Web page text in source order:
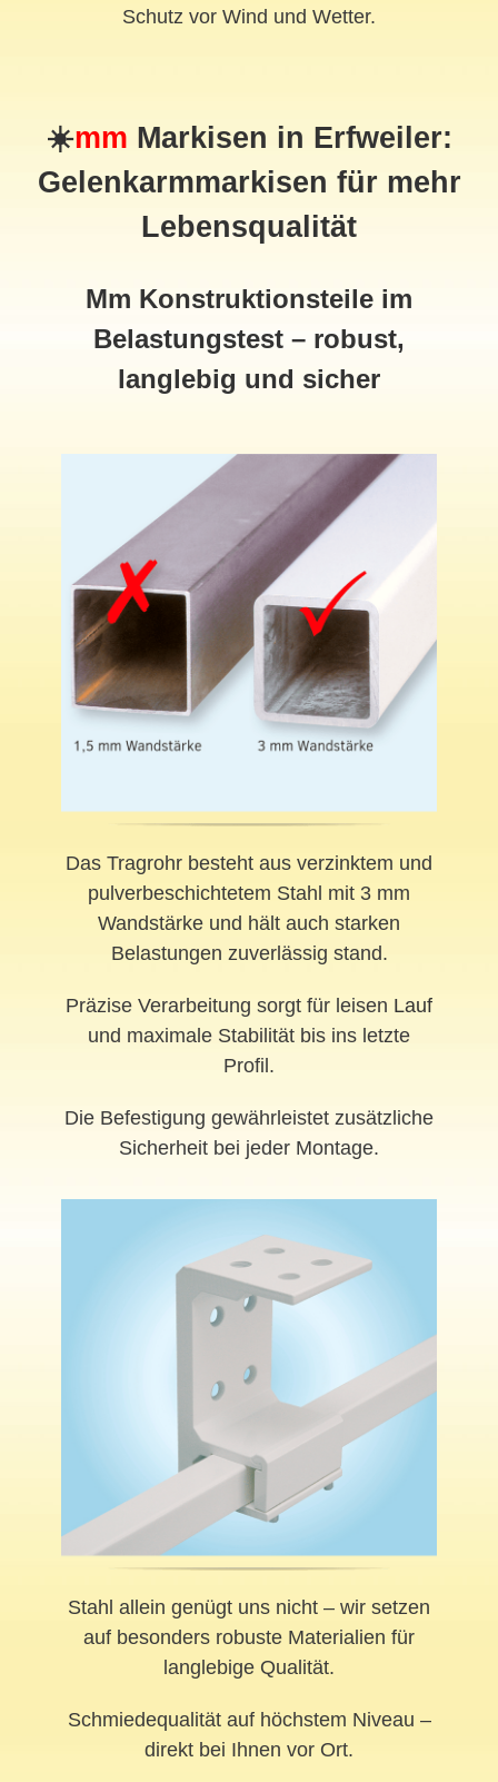
Schutz vor Wind und Wetter.
☀️mm Markisen in Erfweiler:
Gelenkarmmarkisen für mehr
Lebensqualität
Mm Konstruktionsteile im
Belastungstest – robust,
langlebig und sicher
Das Tragrohr besteht aus verzinktem und
pulverbeschichtetem Stahl mit 3 mm
Wandstärke und hält auch starken
Belastungen zuverlässig stand.
Präzise Verarbeitung sorgt für leisen Lauf
und maximale Stabilität bis ins letzte
Profil.
Die Befestigung gewährleistet zusätzliche
Sicherheit bei jeder Montage.
Stahl allein genügt uns nicht – wir setzen
auf besonders robuste Materialien für
langlebige Qualität.
Schmiedequalität auf höchstem Niveau –
direkt bei Ihnen vor Ort.